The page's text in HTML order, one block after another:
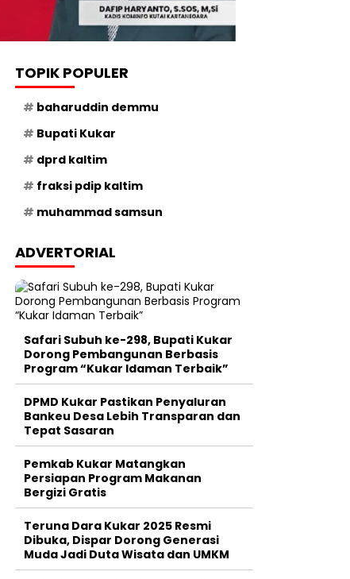
TOPIK POPULER
baharuddin demmu
Bupati Kukar
dprd kaltim
fraksi pdip kaltim
muhammad samsun
ADVERTORIAL
Safari Subuh ke-298, Bupati Kukar
Dorong Pembangunan Berbasis
Program “Kukar Idaman Terbaik”
DPMD Kukar Pastikan Penyaluran
Bankeu Desa Lebih Transparan dan
Tepat Sasaran
Pemkab Kukar Matangkan
Persiapan Program Makanan
Bergizi Gratis
Teruna Dara Kukar 2025 Resmi
Dibuka, Dispar Dorong Generasi
Muda Jadi Duta Wisata dan UMKM